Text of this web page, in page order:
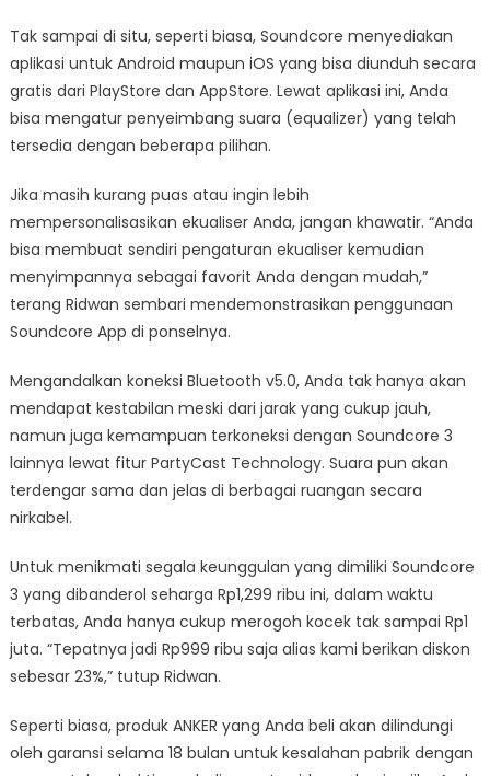
Tak sampai di situ, seperti biasa, Soundcore menyediakan
aplikasi untuk Android maupun iOS yang bisa diunduh secara
gratis dari PlayStore dan AppStore. Lewat aplikasi ini, Anda
bisa mengatur penyeimbang suara (equalizer) yang telah
tersedia dengan beberapa pilihan.
Jika masih kurang puas atau ingin lebih
mempersonalisasikan ekualiser Anda, jangan khawatir. “Anda
bisa membuat sendiri pengaturan ekualiser kemudian
menyimpannya sebagai favorit Anda dengan mudah,”
terang Ridwan sembari mendemonstrasikan penggunaan
Soundcore App di ponselnya.
Mengandalkan koneksi Bluetooth v5.0, Anda tak hanya akan
mendapat kestabilan meski dari jarak yang cukup jauh,
namun juga kemampuan terkoneksi dengan Soundcore 3
lainnya lewat fitur PartyCast Technology. Suara pun akan
terdengar sama dan jelas di berbagai ruangan secara
nirkabel.
Untuk menikmati segala keunggulan yang dimiliki Soundcore
3 yang dibanderol seharga Rp1,299 ribu ini, dalam waktu
terbatas, Anda hanya cukup merogoh kocek tak sampai Rp1
juta. “Tepatnya jadi Rp999 ribu saja alias kami berikan diskon
sebesar 23%,” tutup Ridwan.
Seperti biasa, produk ANKER yang Anda beli akan dilindungi
oleh garansi selama 18 bulan untuk kesalahan pabrik dengan